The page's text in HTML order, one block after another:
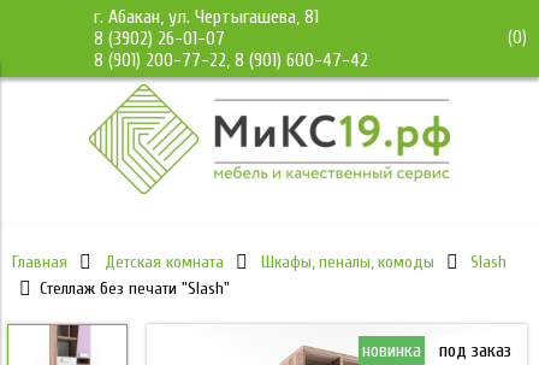
г. Абакан, ул. Чертыгашева, 81
8 (3902) 26-01-07
8 (901) 200-77-22, 8 (901) 600-47-42
(0)
Главная Детская комната Шкафы, пеналы, комоды
Slash
Стеллаж без печати "Slash"
новинка под заказ